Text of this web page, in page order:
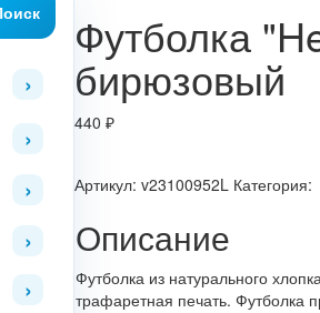
Футболка
бирюзовый
440 ₽
Артикул: v23100952L Категория:
Описание
Футболка из натурального
трафаретная печать. Футболка